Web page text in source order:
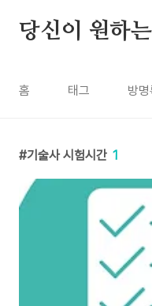
당신이 원하
홈 태그 방명
기술사 시험시간 1